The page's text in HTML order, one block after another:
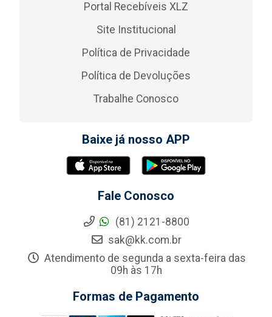
Portal Recebíveis XLZ
Site Institucional
Política de Privacidade
Política de Devoluções
Trabalhe Conosco
Baixe já nosso APP
Fale Conosco
(81) 2121-8800
sak@kk.com.br
Atendimento de segunda a sexta-feira das
09h às 17h
Formas de Pagamento